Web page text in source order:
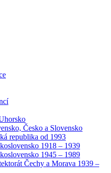
Česko a Slovensko
republika od 1993
1918 – 1939
1945 – 1989
Čechy a Morava 1939 –